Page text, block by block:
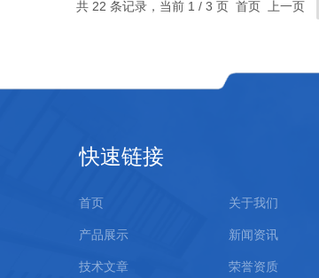
共 22 条记录，当前 1 / 3 页 首页 上一页
快速链接
首页 关于我们
产品展示 新闻资讯
技术文章 荣誉资质